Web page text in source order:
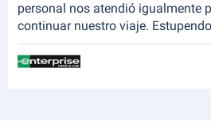
personal nos atendió igualmente
continuar nuestro viaje.